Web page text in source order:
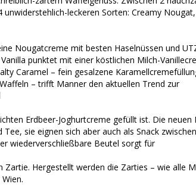
leckeren Sorten: Creamy
Nougatcreme mit besten Haselnüssen und
punktet mit einer köstlichen Milch-
Caramel – fein gesalzene
– trifft Manner den aktuellen Trend zur
Erdbeer-Joghurtcreme gefüllt ist. Die neuen
sie eignen sich aber auch als Snack
wiederverschließbare Beutel sorgt für
Zartie. Hergestellt werden die Zarties – wie alle